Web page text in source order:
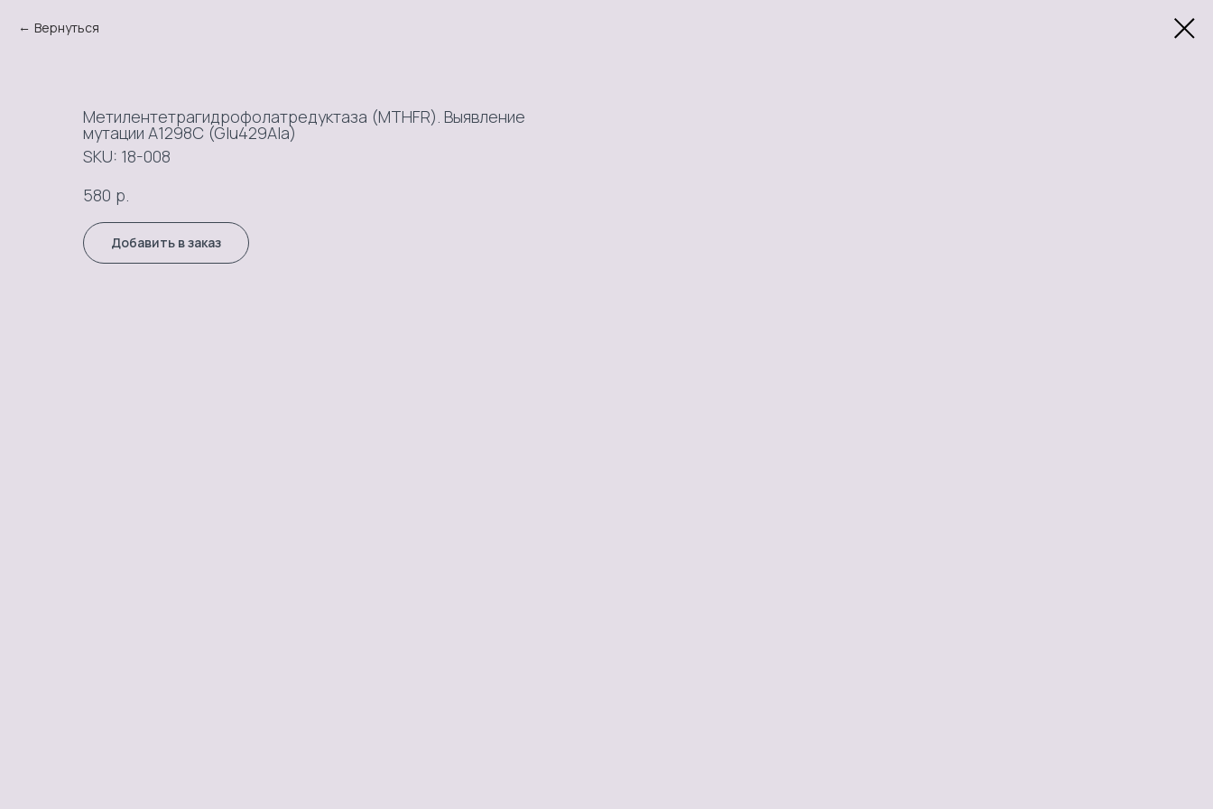
Вернуться
Метилентетрагидрофолатредуктаза (MTHFR). Выявление
мутации A1298C (Glu429Ala)
SKU: 18-008
580 р.
Добавить в заказ